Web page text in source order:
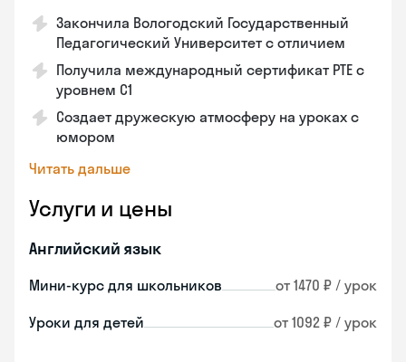
Закончила Вологодский Государственный
Педагогический Университет с отличием
Получила международный сертификат PTE с
уровнем C1
Создает дружескую атмосферу на уроках с
юмором
Читать дальше
Услуги и цены
Английский язык
Мини-курс для школьников от 1470 ₽ / урок
Уроки для детей от 1092 ₽ / урок